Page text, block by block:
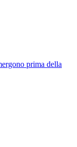
prima della